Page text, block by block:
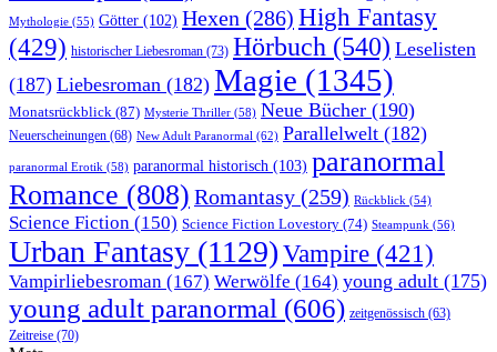
Mythologie (55) Götter (102) Hexen (286) High Fantasy
(429) historischer Liebesroman (73) Hörbuch (540) Leselisten
(187) Liebesroman (182) Magie (1345)
Monatsrückblick (87) Mysterie Thriller (58) Neue Bücher (190)
Neuerscheinungen (68) New Adult Paranormal (62) Parallelwelt (182)
paranormal Erotik (58) paranormal historisch (103) paranormal
Romance (808) Romantasy (259) Rückblick (54)
Science Fiction (150) Science Fiction Lovestory (74) Steampunk (56)
Urban Fantasy (1129) Vampire (421)
Vampirliebesroman (167) Werwölfe (164) young adult (175)
young adult paranormal (606) zeitgenössisch (63)
Zeitreise (70)